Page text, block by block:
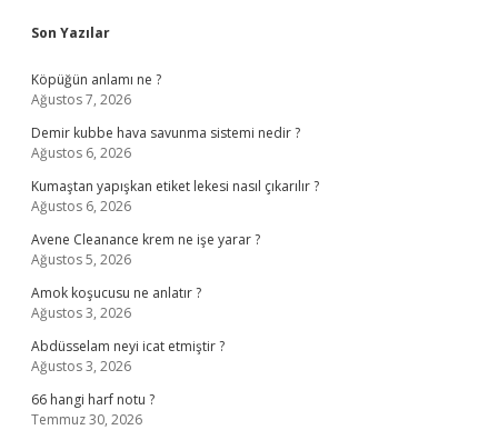
Sidebar
Son Yazılar
Köpüğün anlamı ne ?
Ağustos 7, 2026
Demir kubbe hava savunma sistemi nedir ?
Ağustos 6, 2026
Kumaştan yapışkan etiket lekesi nasıl çıkarılır ?
Ağustos 6, 2026
Avene Cleanance krem ne işe yarar ?
Ağustos 5, 2026
Amok koşucusu ne anlatır ?
Ağustos 3, 2026
Abdüsselam neyi icat etmiştir ?
Ağustos 3, 2026
66 hangi harf notu ?
Temmuz 30, 2026